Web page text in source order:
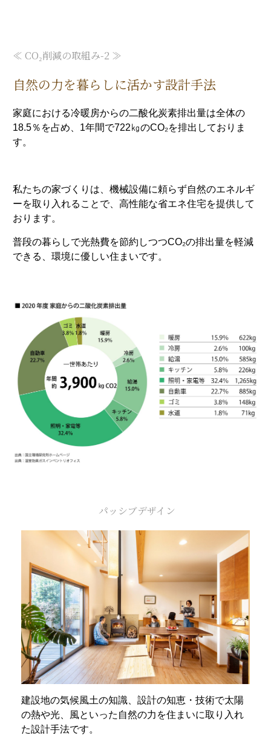
≪ CO₂削減の取組み-2 ≫
自然の力を暮らしに活かす設計手法
家庭における冷暖房からの二酸化炭素排出量は全体の
18.5％を占め、1年間で722㎏のCO₂を排出しておりま
す。
私たちの家づくりは、機械設備に頼らず自然のエネルギ
ーを取り入れることで、高性能な省エネ住宅を提供して
おります。
普段の暮らしで光熱費を節約しつつCO₂の排出量を軽減
できる、環境に優しい住まいです。
パッシブデザイン
建設地の気候風土の知識、設計の知恵・技術で太陽
の熱や光、風といった自然の力を住まいに取り入れ
た設計手法です。